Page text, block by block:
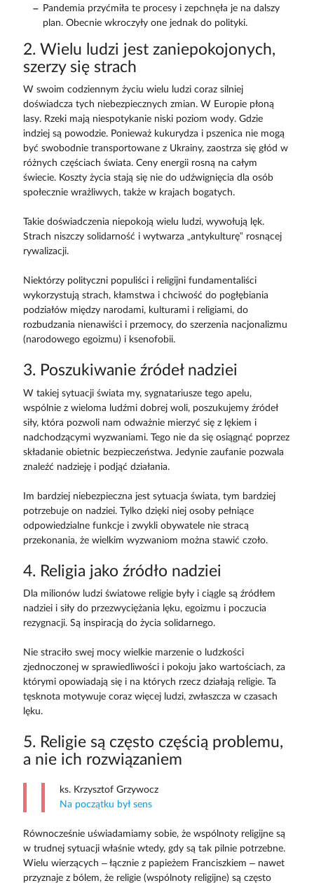
Pandemia przyćmiła te procesy i zepchnęła je na dalszy
plan. Obecnie wkroczyły one jednak do polityki.
2. Wielu ludzi jest zaniepokojonych,
szerzy się strach
W swoim codziennym życiu wielu ludzi coraz silniej
doświadcza tych niebezpiecznych zmian. W Europie płoną
lasy. Rzeki mają niespotykanie niski poziom wody. Gdzie
indziej są powodzie. Ponieważ kukurydza i pszenica nie mogą
być swobodnie transportowane z Ukrainy, zaostrza się głód w
różnych częściach świata. Ceny energii rosną na całym
świecie. Koszty życia stają się nie do udźwignięcia dla osób
społecznie wrażliwych, także w krajach bogatych.
Takie doświadczenia niepokoją wielu ludzi, wywołują lęk.
Strach niszczy solidarność i wytwarza „antykulturę” rosnącej
rywalizacji.
Niektórzy polityczni populiści i religijni fundamentaliści
wykorzystują strach, kłamstwa i chciwość do pogłębiania
podziałów między narodami, kulturami i religiami, do
rozbudzania nienawiści i przemocy, do szerzenia nacjonalizmu
(narodowego egoizmu) i ksenofobii.
3. Poszukiwanie źródeł nadziei
W takiej sytuacji świata my, sygnatariusze tego apelu,
wspólnie z wieloma ludźmi dobrej woli, poszukujemy źródeł
siły, która pozwoli nam odważnie mierzyć się z lękiem i
nadchodzącymi wyzwaniami. Tego nie da się osiągnąć poprzez
składanie obietnic bezpieczeństwa. Jedynie zaufanie pozwala
znaleźć nadzieję i podjąć działania.
Im bardziej niebezpieczna jest sytuacja świata, tym bardziej
potrzebuje on nadziei. Tylko dzięki niej osoby pełniące
odpowiedzialne funkcje i zwykli obywatele nie stracą
przekonania, że wielkim wyzwaniom można stawić czoło.
4. Religia jako źródło nadziei
Dla milionów ludzi światowe religie były i ciągle są źródłem
nadziei i siły do przezwyciężania lęku, egoizmu i poczucia
rezygnacji. Są inspiracją do życia solidarnego.
Nie straciło swej mocy wielkie marzenie o ludzkości
zjednoczonej w sprawiedliwości i pokoju jako wartościach, za
którymi opowiadają się i na których rzecz działają religie. Ta
tęsknota motywuje coraz więcej ludzi, zwłaszcza w czasach
lęku.
5. Religie są często częścią problemu,
a nie ich rozwiązaniem
ks. Krzysztof Grzywocz
Na początku był sens
Równocześnie uświadamiamy sobie, że wspólnoty religijne są
w trudnej sytuacji właśnie wtedy, gdy są tak pilnie potrzebne.
Wielu wierzących – łącznie z papieżem Franciszkiem – nawet
przyznaje z bólem, że religie (wspólnoty religijne) są często